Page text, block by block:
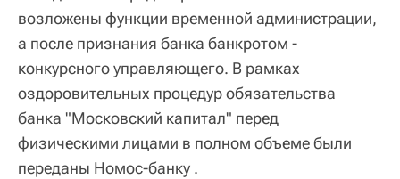
возложены функции временной администрации,
а после признания банка банкротом -
конкурсного управляющего. В рамках
оздоровительных процедур обязательства
банка "Московский капитал" перед
физическими лицами в полном объеме были
переданы Номос-банку .